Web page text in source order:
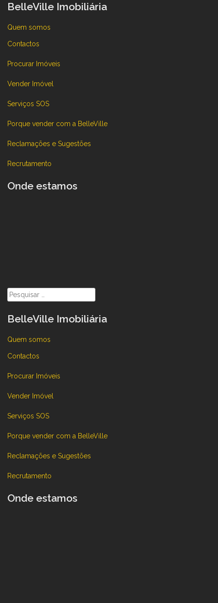
BelleVille Imobiliária
Quem somos
Contactos
Procurar Imóveis
Vender Imóvel
Serviços SOS
Porque vender com a BelleVille
Reclamações e Sugestões
Recrutamento
Onde estamos
Pesquisar
por:
BelleVille Imobiliária
Quem somos
Contactos
Procurar Imóveis
Vender Imóvel
Serviços SOS
Porque vender com a BelleVille
Reclamações e Sugestões
Recrutamento
Onde estamos